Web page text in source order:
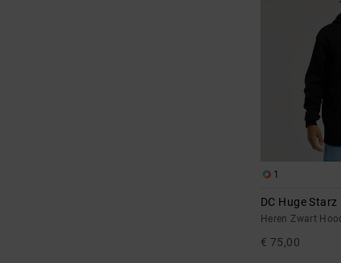
1
DC Huge Starz
Heren Zwart
€ 75,00